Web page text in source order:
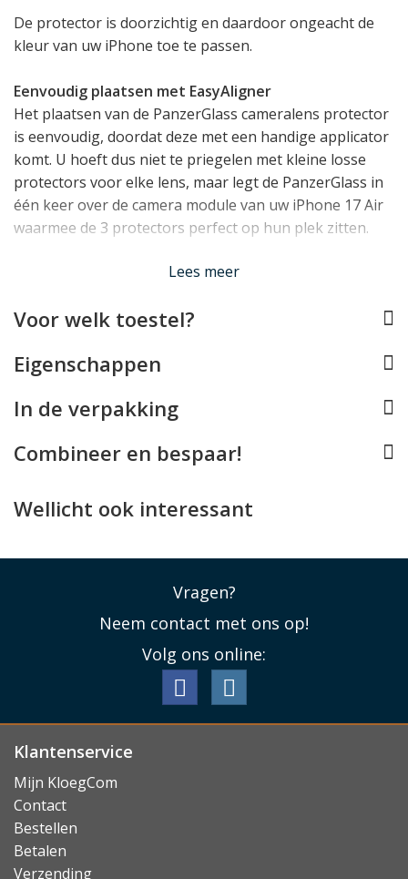
De protector is doorzichtig en daardoor ongeacht de
kleur van uw iPhone toe te passen.
Eenvoudig plaatsen met EasyAligner
Het plaatsen van de PanzerGlass cameralens protector
is eenvoudig, doordat deze met een handige applicator
komt. U hoeft dus niet te priegelen met kleine losse
protectors voor elke lens, maar legt de PanzerGlass in
één keer over de camera module van uw iPhone 17 Air
waarmee de 3 protectors perfect op hun plek zitten.
Kas- en Schokbestendig
beste screen protector merken. Alle kennis en ervaring
toegepast in deze camera lens protector. De protector
tegen de gevaren van dagelijks gebruik: krassen van
stoten tegen scherpe hoeken.
Geen invloed op foto's
U hoeft daarbij niet bang te zijn dat de PanzerGlass
lenzen en de kwaliteit van de foto's niet.
Lees minder
Lees meer
Voor welk toestel?
Eigenschappen
In de verpakking
Combineer en bespaar!
Wellicht ook interessant
Vragen?
Neem contact met ons op!
Volg ons online:
Klantenservice
Mijn KloegCom
Contact
Bestellen
Betalen
Verzending